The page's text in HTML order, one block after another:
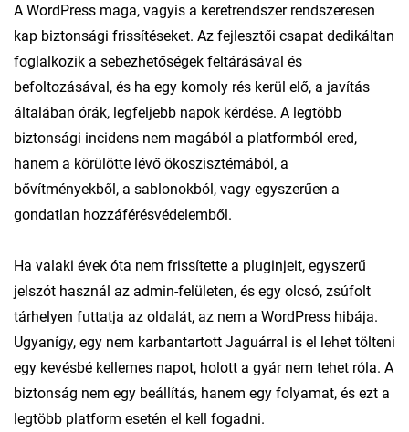
A WordPress maga, vagyis a keretrendszer rendszeresen
kap biztonsági frissítéseket. Az fejlesztői csapat dedikáltan
foglalkozik a sebezhetőségek feltárásával és
befoltozásával, és ha egy komoly rés kerül elő, a javítás
általában órák, legfeljebb napok kérdése. A legtöbb
biztonsági incidens nem magából a platformból ered,
hanem a körülötte lévő ökoszisztémából, a
bővítményekből, a sablonokból, vagy egyszerűen a
gondatlan hozzáférésvédelemből.
Ha valaki évek óta nem frissítette a pluginjeit, egyszerű
jelszót használ az admin-felületen, és egy olcsó, zsúfolt
tárhelyen futtatja az oldalát, az nem a WordPress hibája.
Ugyanígy, egy nem karbantartott Jaguárral is el lehet tölteni
egy kevésbé kellemes napot, holott a gyár nem tehet róla. A
biztonság nem egy beállítás, hanem egy folyamat, és ezt a
legtöbb platform esetén el kell fogadni.